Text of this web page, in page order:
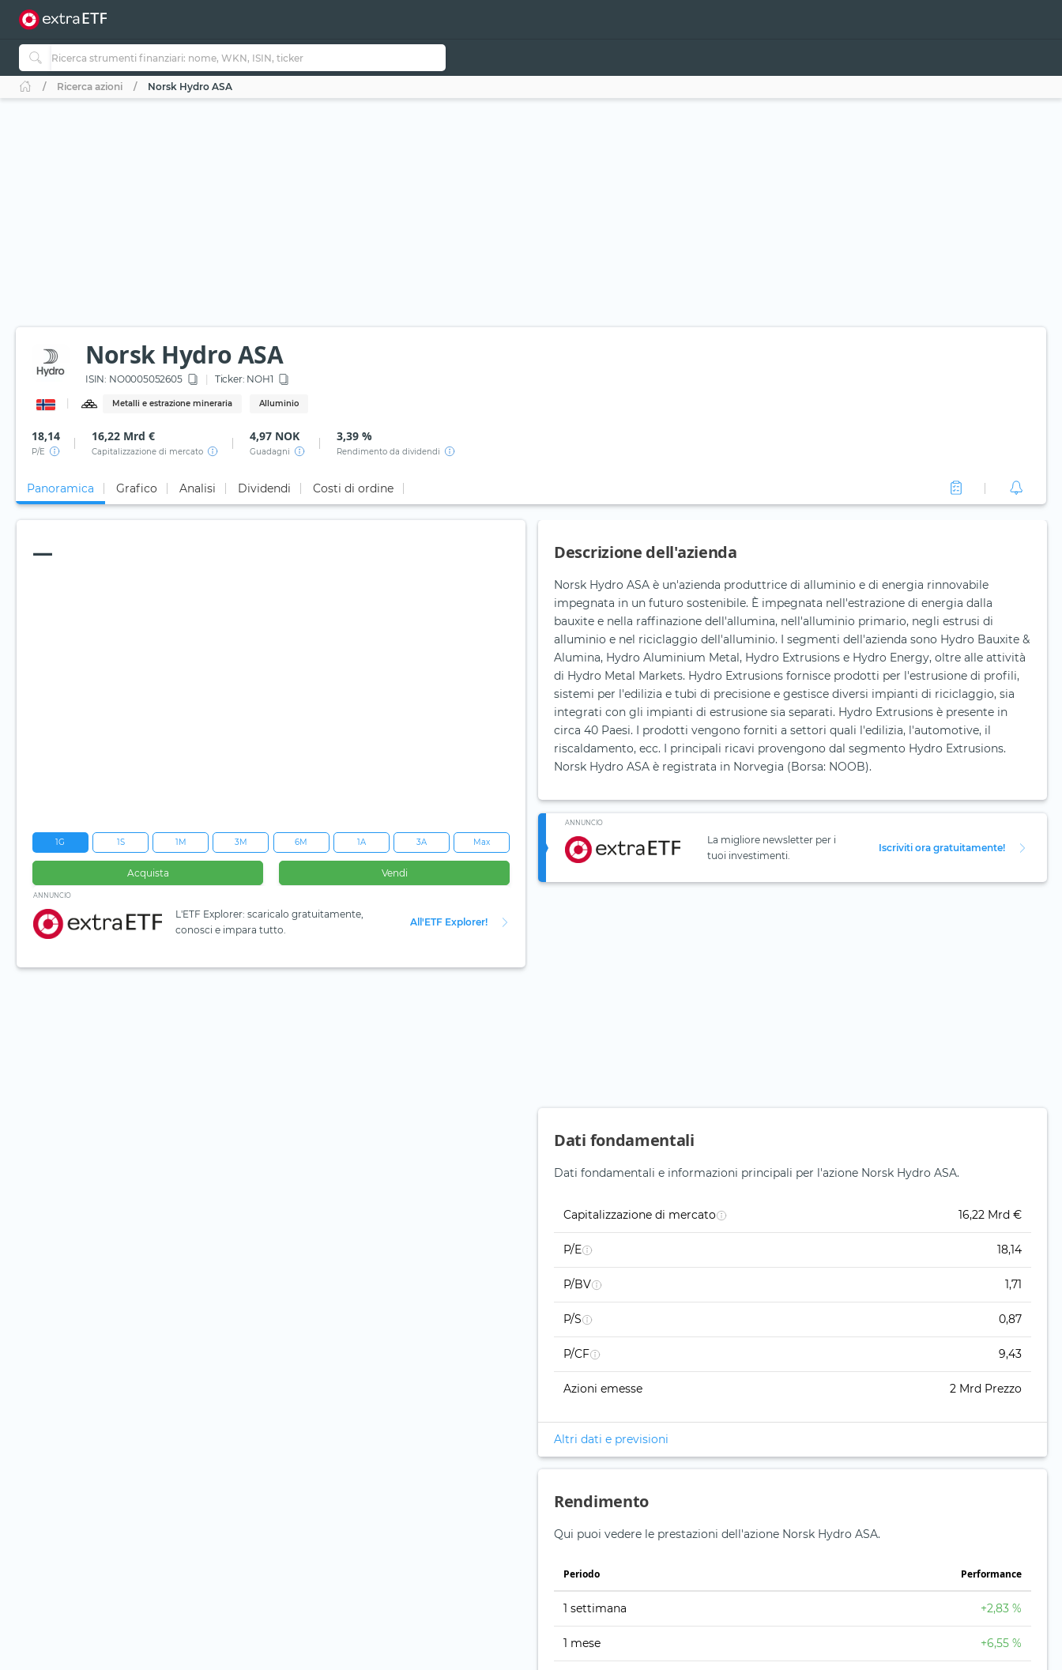
Ricerca azioni Norsk Hydro ASA
Norsk Hydro ASA
ISIN: NO0005052605 Ticker: NOH1
Metalli e estrazione mineraria Alluminio
18,14
P/E
16,22 Mrd €
Capitalizzazione di mercato
4,97 NOK
Guadagni
3,39 %
Rendimento da dividendi
Panoramica Grafico Analisi Dividendi Costi di ordine
—
1G 1S 1M 3M 6M 1A 3A Max
Acquista Vendi
ANNUNCIO
L'ETF Explorer: scaricalo gratuitamente,
conosci e impara tutto.
All'ETF Explorer!
Descrizione dell'azienda
Norsk Hydro ASA è un'azienda produttrice di alluminio e di energia rinnovabile
impegnata in un futuro sostenibile. È impegnata nell'estrazione di energia dalla
bauxite e nella raffinazione dell'allumina, nell'alluminio primario, negli estrusi di
alluminio e nel riciclaggio dell'alluminio. I segmenti dell'azienda sono Hydro Bauxite &
Alumina, Hydro Aluminium Metal, Hydro Extrusions e Hydro Energy, oltre alle attività
di Hydro Metal Markets. Hydro Extrusions fornisce prodotti per l'estrusione di profili,
sistemi per l'edilizia e tubi di precisione e gestisce diversi impianti di riciclaggio, sia
integrati con gli impianti di estrusione sia separati. Hydro Extrusions è presente in
circa 40 Paesi. I prodotti vengono forniti a settori quali l'edilizia, l'automotive, il
riscaldamento, ecc. I principali ricavi provengono dal segmento Hydro Extrusions.
Norsk Hydro ASA è registrata in Norvegia (Borsa: NOOB).
ANNUNCIO
La migliore newsletter per i
tuoi investimenti.
Iscriviti ora gratuitamente!
Dati fondamentali
Dati fondamentali e informazioni principali per l'azione Norsk Hydro ASA.
Capitalizzazione di mercato 16,22 Mrd €
P/E 18,14
P/BV 1,71
P/S 0,87
P/CF 9,43
Azioni emesse 2 Mrd Prezzo
Altri dati e previsioni
Rendimento
Qui puoi vedere le prestazioni dell'azione Norsk Hydro ASA.
Periodo Performance
1 settimana +2,83 %
1 mese +6,55 %